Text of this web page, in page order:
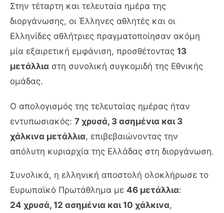
Στην τέταρτη και τελευταία ημέρα της
διοργάνωσης, οι Έλληνες αθλητές και οι
Ελληνίδες αθλήτριες πραγματοποίησαν ακόμη
μία εξαιρετική εμφάνιση, προσθέτοντας 13
μετάλλια στη συνολική συγκομιδή της Εθνικής
ομάδας.
Ο απολογισμός της τελευταίας ημέρας ήταν
εντυπωσιακός: 7 χρυσά, 3 ασημένια και 3
χάλκινα μετάλλια, επιβεβαιώνοντας την
απόλυτη κυριαρχία της Ελλάδας στη διοργάνωση.
Συνολικά, η ελληνική αποστολή ολοκλήρωσε το
Ευρωπαϊκό Πρωτάθλημα με 46 μετάλλια:
24 χρυσά, 12 ασημένια και 10 χάλκινα,